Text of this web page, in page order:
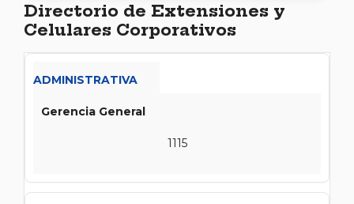
Directorio de Extensiones y
Celulares Corporativos
ADMINISTRATIVA
Gerencia General
1115